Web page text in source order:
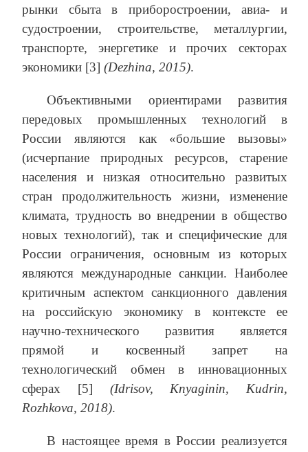
рынки сбыта в приборостроении, авиа- и
судостроении, строительстве, металлургии,
транспорте, энергетике и прочих секторах
экономики [3] (Dezhina, 2015).
Объективными ориентирами развития
передовых промышленных технологий в
России являются как «большие вызовы»
(исчерпание природных ресурсов, старение
населения и низкая относительно развитых
стран продолжительность жизни, изменение
климата, трудность во внедрении в общество
новых технологий), так и специфические для
России ограничения, основным из которых
являются международные санкции. Наиболее
критичным аспектом санкционного давления
на российскую экономику в контексте ее
научно-технического развития является
прямой и косвенный запрет на
технологический обмен в инновационных
сферах [5] (Idrisov, Knyaginin, Kudrin,
Rozhkova, 2018).
В настоящее время в России реализуется